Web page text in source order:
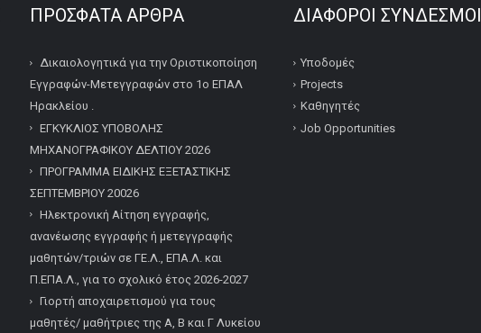
ΠΡΌΣΦΑΤΑ ΆΡΘΡΑ
Δικαιολογητικά για την Οριστικοποίηση
Εγγραφών-Μετεγγραφών στο 1ο ΕΠΑΛ
Ηρακλείου .
ΕΓΚΥΚΛΙΟΣ ΥΠΟΒΟΛΗΣ
ΜΗΧΑΝΟΓΡΑΦΙΚΟΥ ΔΕΛΤΙΟΥ 2026
ΠΡΟΓΡΑΜΜΑ ΕΙΔΙΚΗΣ ΕΞΕΤΑΣΤΙΚΗΣ
ΣΕΠΤΕΜΒΡΙΟΥ 20026
Ηλεκτρονική Αίτηση εγγραφής,
ανανέωσης εγγραφής ή μετεγγραφής
μαθητών/τριών σε ΓΕ.Λ., ΕΠΑ.Λ. και
Π.ΕΠΑ.Λ., για το σχολικό έτος 2026-2027
Γιορτή αποχαιρετισμού για τους
μαθητές/ μαθήτριες της Α, Β και Γ Λυκείου
ΔΙΆΦΟΡΟΙ ΣΎΝΔΕΣΜΟΙ
Υποδομές
Projects
Καθηγητές
Job Opportunities